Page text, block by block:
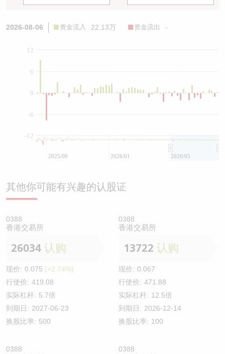
2026-08-06 资金流入 22.13万 资金流出 -
0
-12
-6
6
12
2025/09 2026/01 2026/05
其他你可能有兴趣的认股证
0388
香港交易所
26034 认购
现价: 0.075 (+2.74%)
行使价: 419.08
实际杠杆: 5.7倍
到期日: 2027-06-23
换股比率: 500
0388
香港交易所
13722 认购
现价: 0.067
行使价: 471.88
实际杠杆: 12.5倍
到期日: 2026-12-14
换股比率: 100
0388 0388